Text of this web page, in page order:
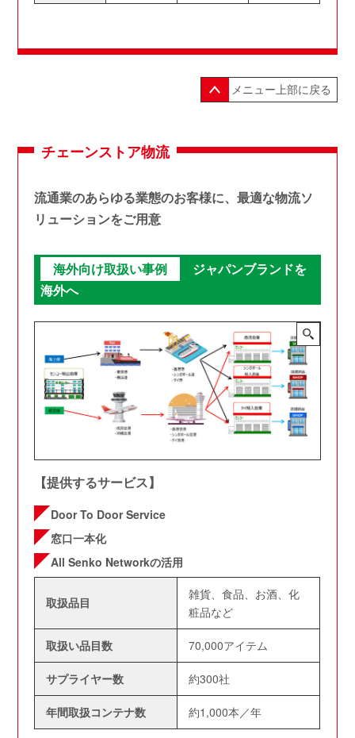
メニュー上部に戻る
チェーンストア物流
流通業のあらゆる業態のお客様に、最適な物流ソ
リューションをご用意
海外向け取扱い事例
ジャパンブランドを
海外へ
【提供するサービス】
Door To Door Service
窓口一本化
All Senko Networkの活用
取扱品目
雑貨、食品、お酒、化
粧品など
取扱い品目数 70,000アイテム
サプライヤー数 約300社
年間取扱コンテナ数 約1,000本／年